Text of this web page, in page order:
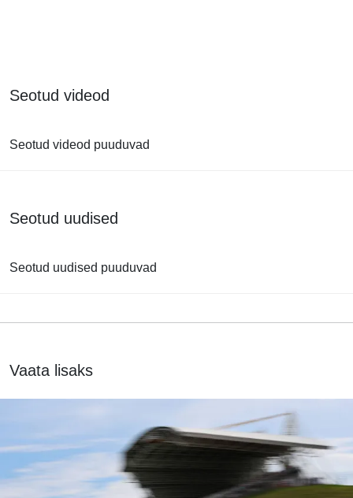
Seotud videod
Seotud videod puuduvad
Seotud uudised
Seotud uudised puuduvad
Vaata lisaks